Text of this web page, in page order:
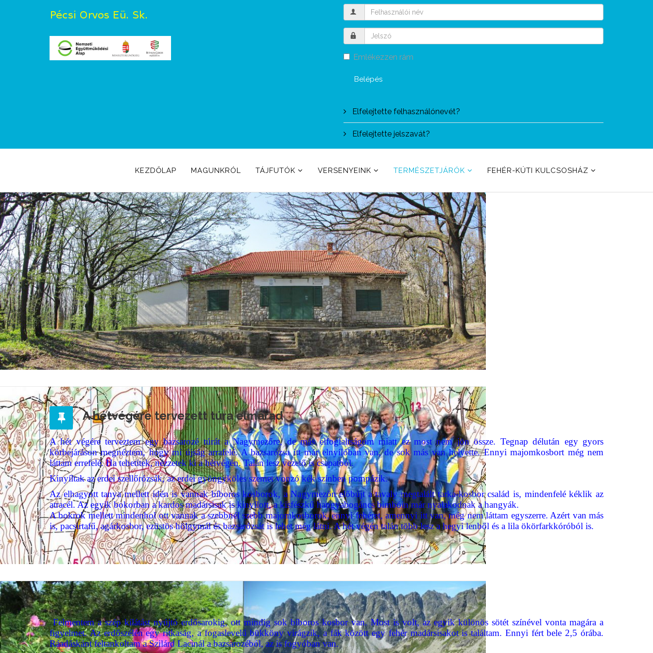
Emlékezzen rám
Belépés
Elfelejtette felhasználónevét?
Elfelejtette jelszavát?
KEZDŐLAP MAGUNKRÓL TÁJFUTÓK VERSENYEINK TERMÉSZETJÁRÓK FEHÉR-KÚTI KULCSOSHÁZ
A hétvégére tervezett túra elmarad
A hét végére terveztem egy bazsarozé túrát a Nagymezőre, de más elfoglaltságom miatt ez most nem jön össze. Tegnap délután egy gyors
körbejáráson megnéztem, hogy mi újság arrafelé. A bazsarózsa itt már elnyílóban van, de sok más van helyette. Ennyi majomkosbort még nem
láttam errefelé. Ha tehetitek, nézzetek ki a hétvégén. Talán lesz vezető is csapatból.
Kinyíltak az erdei szellőrózsák, az erdei gyöngyköles szemet vonzó kék színben pompázik.
Az elhagyott tanya mellett idén is vannak bíboros kosborok, a Nagymezőn előbújt a tavaly megtalált tarka-kosbor család is, mindenfelé kéklik az
atracél. Az egyik bokorban a kardos madársisak is kinyílott, a kisfészkű hangyabogáncs bimbóin már nyalakodnak a hangyák.
A bokrok mellett mindenhol ott vannak a szebbnél szebb majomkosborok, ennyi fehéret, amennyi itt van, még nem láttam egyszerre. Azért van más
is, pacsirtafű, agárkosbor, ezüstös hölgymál és bazsarózsát is lehet még látni. A hét végén talán több lesz a hegyi lenből és a lila ökörfarkkóróból is.
Felmentem a szép kilátást nyújtó erdősarokig, ott mindig sok bíboros kosbor van. Most is volt, az egyik különös sötét színével vonta magára a
figyelmet. Az erdőszélén egy ritkaság, a fogaslevelű bükköny virágzik, a fák között egy fehér madársisakot is találtam. Ennyi fért bele 2,5 órába.
Ráadáskánt feltankoltam a Szilárd Lacinál a bazsarozéból, az is fogyóban van.